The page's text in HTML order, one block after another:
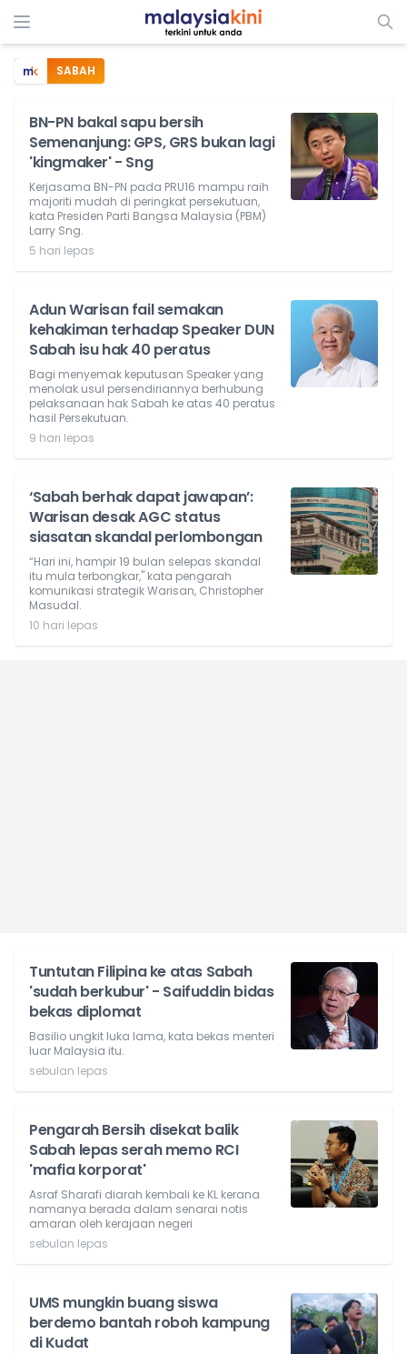
SABAH
BN-PN bakal sapu bersih
Semenanjung: GPS, GRS bukan lagi
'kingmaker' - Sng
Kerjasama BN-PN pada PRU16 mampu raih
majoriti mudah di peringkat persekutuan,
kata Presiden Parti Bangsa Malaysia (PBM)
Larry Sng.
5 hari lepas
Adun Warisan fail semakan
kehakiman terhadap Speaker DUN
Sabah isu hak 40 peratus
Bagi menyemak keputusan Speaker yang
menolak usul persendiriannya berhubung
pelaksanaan hak Sabah ke atas 40 peratus
hasil Persekutuan.
9 hari lepas
‘Sabah berhak dapat jawapan’:
Warisan desak AGC status
siasatan skandal perlombongan
“Hari ini, hampir 19 bulan selepas skandal
itu mula terbongkar," kata pengarah
komunikasi strategik Warisan, Christopher
Masudal.
10 hari lepas
Tuntutan Filipina ke atas Sabah
'sudah berkubur' - Saifuddin bidas
bekas diplomat
Basilio ungkit luka lama, kata bekas menteri
luar Malaysia itu.
sebulan lepas
Pengarah Bersih disekat balik
Sabah lepas serah memo RCI
'mafia korporat'
Asraf Sharafi diarah kembali ke KL kerana
namanya berada dalam senarai notis
amaran oleh kerajaan negeri
sebulan lepas
UMS mungkin buang siswa
berdemo bantah roboh kampung
di Kudat